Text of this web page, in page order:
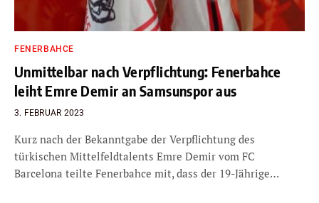
FENERBAHCE
Unmittelbar nach Verpflichtung: Fenerbahce
leiht Emre Demir an Samsunspor aus
3. FEBRUAR 2023
Kurz nach der Bekanntgabe der Verpflichtung des
türkischen Mittelfeldtalents Emre Demir vom FC
Barcelona teilte Fenerbahce mit, dass der 19-Jährige…